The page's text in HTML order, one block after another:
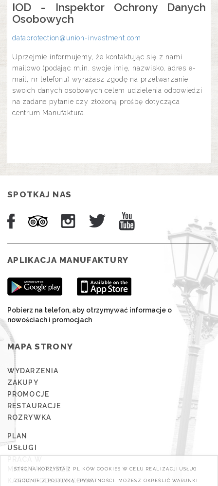
IOD - Inspektor Ochrony Danych
Osobowych
dataprotection@union-investment.com
Uprzejmie informujemy, że kontaktując się z nami
mailowo (podając m.in. swoje imię, nazwisko, adres e-
mail, nr telefonu) wyrażasz zgodę na przetwarzanie
swoich danych osobowych celem udzielenia odpowiedzi
na zadane pytanie czy złożoną prośbę dotycząca
centrum Manufaktura.
SPOTKAJ NAS
APLIKACJA MANUFAKTURY
Pobierz na telefon, aby otrzymywać informacje o
nowościach i promocjach
MAPA STRONY
WYDARZENIA
ZAKUPY
PROMOCJE
RESTAURACJE
ROZRYWKA
PLAN
USŁUGI
MANUFAKTURZE
KARTA PODARUNKOWA
STRONA KORZYSTA Z PLIKÓW COOKIES W CELU REALIZACJI USŁUG
ZGODNIE Z POLITYKĄ PRYWATNOŚCI. MOŻESZ OKREŚLIĆ WARUNKI